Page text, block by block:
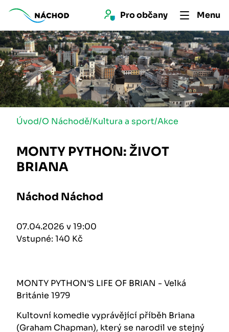
Pro občany Menu
Úvod/O Náchodě/Kultura a sport/Akce
MONTY PYTHON: ŽIVOT
BRIANA
Náchod Náchod
07.04.2026 v 19:00
Vstupné: 140 Kč
MONTY PYTHON'S LIFE OF BRIAN - Velká
Británie 1979
Kultovní komedie vyprávějící příběh Briana
(Graham Chapman), který se narodil ve stejný